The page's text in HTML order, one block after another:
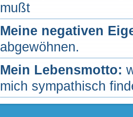
mußt
Meine negativen
abgewöhnen.
Mein Lebensmotto:
mich sympathisch